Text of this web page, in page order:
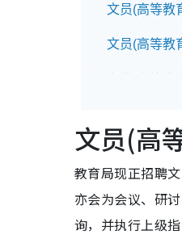
文员(高等教
文员(高等教
文员(高
教育局现正招聘
亦会为会议、研
询，并执行上级指